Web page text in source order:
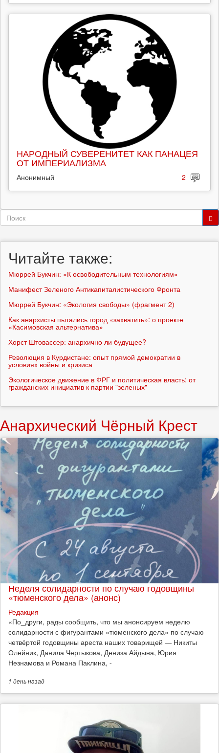
НАРОДНЫЙ СУВЕРЕНИТЕТ КАК ПАНАЦЕЯ
ОТ ИМПЕРИАЛИЗМА
Анонимный 2
Форма
Читайте также:
Мюррей Букчин: «К освободительным технологиям»
Манифест Зеленого Антикапиталистического Фронта
Мюррей Букчин: «Экология свободы» (фрагмент 2)
Как анархисты пытались город «захватить»: о проекте
«Касимовская альтернатива»
Хорст Штовассер: анархично ли будущее?
Революция в Курдистане: опыт прямой демократии в
условиях войны и кризиса
Экологическое движение в ФРГ и политическая власть: от
гражданских инициатив к партии "зеленых"
Анархический Чёрный Крест
Неделя солидарности по случаю годовщины
«тюменского дела» (анонс)
Редакция
​«По_други, рады сообщить, что мы анонсируем неделю
солидарности с фигурантами «тюменского дела» по случаю
четвёртой годовщины ареста наших товарищей — Никиты
Олейник, Данила Чертыкова, Дениза Айдына, Юрия
Незнамова и Романа Паклина, -
1 деньназад